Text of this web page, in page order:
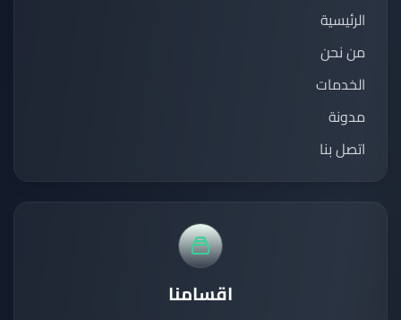
الرئيسية
من نحن
الخدمات
مدونة
اتصل بنا
اقسامنا